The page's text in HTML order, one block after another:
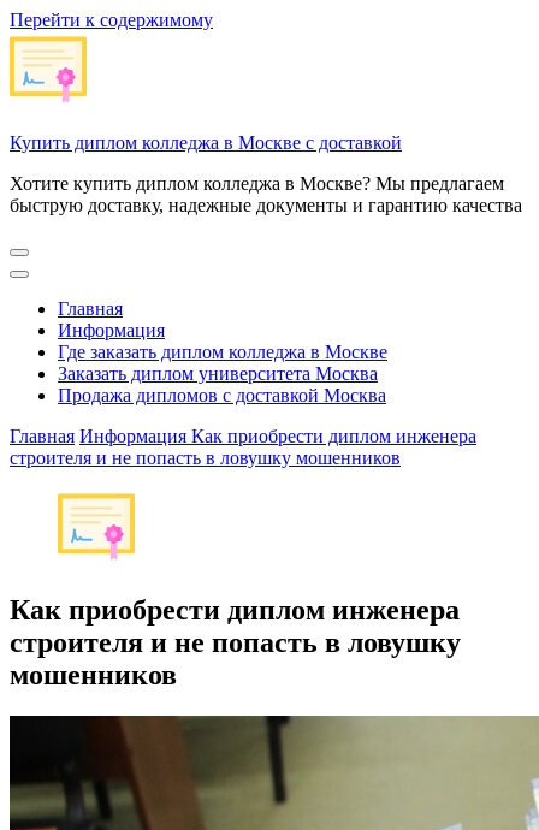
Перейти к содержимому
Купить диплом колледжа в Москве с доставкой
Хотите купить диплом колледжа в Москве? Мы предлагаем
быструю доставку, надежные документы и гарантию качества
Главная
Информация
Где заказать диплом колледжа в Москве
Заказать диплом университета Москва
Продажа дипломов с доставкой Москва
Главная Информация Как приобрести диплом инженера
строителя и не попасть в ловушку мошенников
Как приобрести диплом инженера
строителя и не попасть в ловушку
мошенников